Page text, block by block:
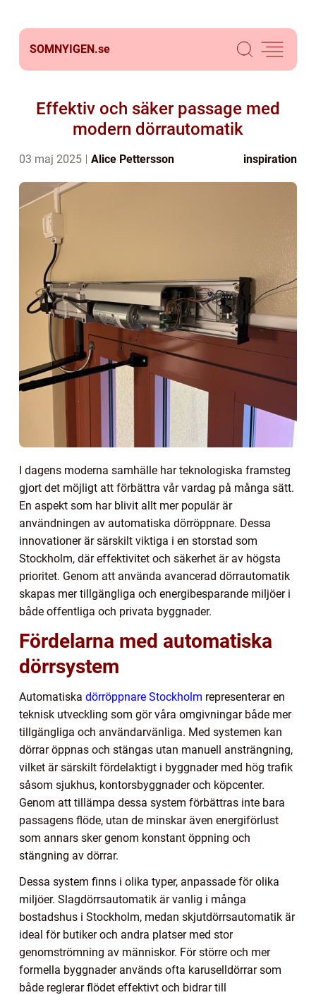
SOMNYIGEN.se
Effektiv och säker passage med
modern dörrautomatik
03 maj 2025 Alice Pettersson inspiration
I dagens moderna samhälle har teknologiska framsteg
gjort det möjligt att förbättra vår vardag på många sätt.
En aspekt som har blivit allt mer populär är
användningen av automatiska dörröppnare. Dessa
innovationer är särskilt viktiga i en storstad som
Stockholm, där effektivitet och säkerhet är av högsta
prioritet. Genom att använda avancerad dörrautomatik
skapas mer tillgängliga och energibesparande miljöer i
både offentliga och privata byggnader.
Fördelarna med automatiska
dörrsystem
Automatiska dörröppnare Stockholm representerar en
teknisk utveckling som gör våra omgivningar både mer
tillgängliga och användarvänliga. Med systemen kan
dörrar öppnas och stängas utan manuell ansträngning,
vilket är särskilt fördelaktigt i byggnader med hög trafik
såsom sjukhus, kontorsbyggnader och köpcenter.
Genom att tillämpa dessa system förbättras inte bara
passagens flöde, utan de minskar även energiförlust
som annars sker genom konstant öppning och
stängning av dörrar.
Dessa system finns i olika typer, anpassade för olika
miljöer. Slagdörrsautomatik är vanlig i många
bostadshus i Stockholm, medan skjutdörrsautomatik är
ideal för butiker och andra platser med stor
genomströmning av människor. För större och mer
formella byggnader används ofta karuselldörrar som
både reglerar flödet effektivt och bidrar till